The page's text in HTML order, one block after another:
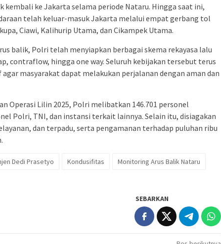
kembali ke Jakarta selama periode Nataru. Hingga saat ini,
telah keluar-masuk Jakarta melalui empat gerbang tol
Ciawi, Kalihurip Utama, dan Cikampek Utama.
balik, Polri telah menyiapkan berbagai skema rekayasa lalu
contraflow, hingga one way. Seluruh kebijakan tersebut terus
masyarakat dapat melakukan perjalanan dengan aman dan
Operasi Lilin 2025, Polri melibatkan 146.701 personel
Polri, TNI, dan instansi terkait lainnya. Selain itu, disiagakan
dan terpadu, serta pengamanan terhadap puluhan ribu
Dedi Prasetyo Kondusifitas
Monitoring Arus Balik Nataru
SEBARKAN